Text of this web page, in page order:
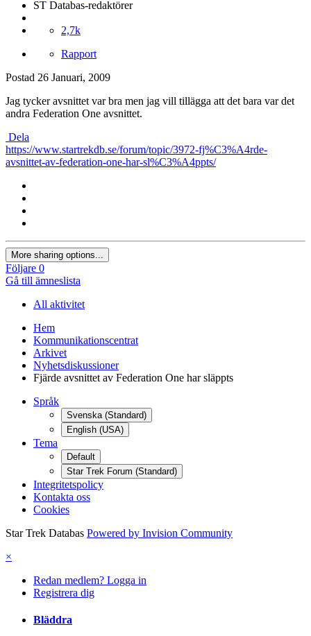
ST Databas-redaktörer
2,7k
Rapport
Postad 26 Januari, 2009
Jag tycker avsnittet var bra men jag vill tillägga att det bara var det
andra Federation One avsnittet.
Dela
https://www.startrekdb.se/forum/topic/3972-fj%C3%A4rde-
avsnittet-av-federation-one-har-sl%C3%A4ppts/
More sharing options...
Följare 0
Gå till ämneslista
All aktivitet
Hem
Kommunikationscentrat
Arkivet
Nyhetsdiskussioner
Fjärde avsnittet av Federation One har släppts
Språk
Svenska (Standard)
English (USA)
Tema
Default
Star Trek Forum (Standard)
Integritetspolicy
Kontakta oss
Cookies
Star Trek Databas Powered by Invision Community
×
Redan medlem? Logga in
Registrera dig
Bläddra